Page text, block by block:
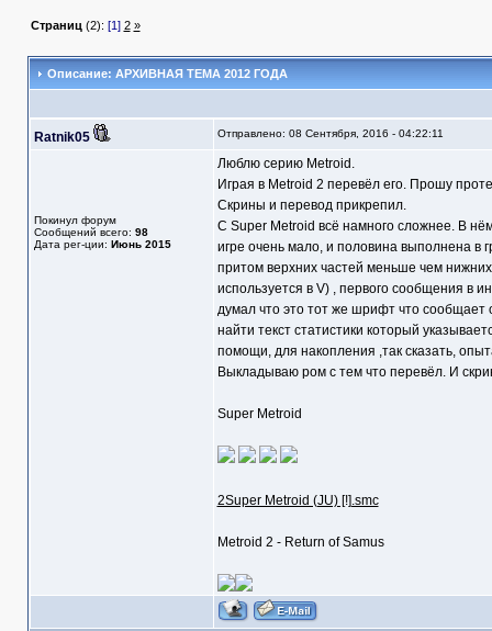
Страниц (2): [1] 2 »
Описание: АРХИВНАЯ ТЕМА 2012 ГОДА
Ratnik05 Отправлено: 08 Сентября, 2016 - 04:22:11
Покинул форум
Сообщений всего: 98
Дата рег-ции: Июнь 2015
Люблю серию Metroid.
Играя в Metroid 2 перевёл его. Прошу
Скрины и перевод прикрепил.
С Super Metroid всё намного сложнее. В
игре очень мало, и половина выполнена в
притом верхних частей меньше чем
используется в V) , первого сообщения в
думал что это тот же шрифт что сообщает
найти текст статистики который
помощи, для накопления ,так сказать,
Выкладываю ром с тем что перевёл. И
Super Metroid
2Super Metroid (JU) [!].smc
Metroid 2 - Return of Samus